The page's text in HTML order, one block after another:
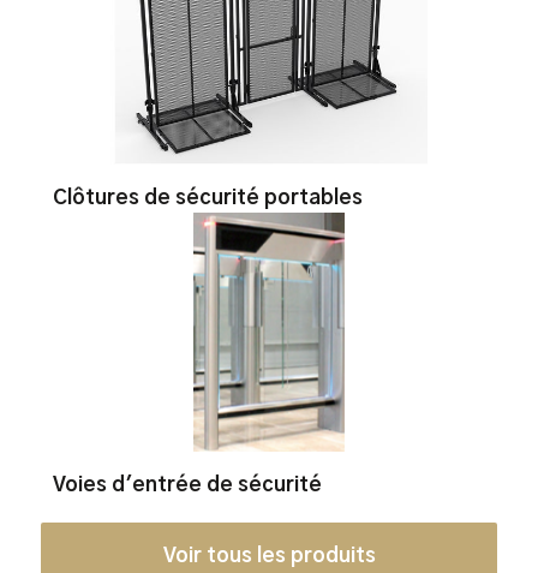
Clôtures de sécurité portables
Voies d'entrée de sécurité
Voir tous les produits